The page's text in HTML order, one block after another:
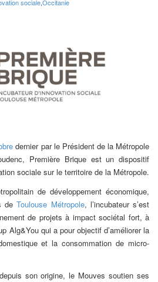
sociale,Occitanie
dernier par le Président de la Métropole
Première Brique est un dispositif
sociale sur le territoire de la Métropole.
de développement économique,
deToulouse Métropole, l’incubateur s’est
de projets à impact sociétal fort, à
Alg&You qui a pour objectif d’améliorer la
et la consommation de micro-
son origine, le Mouves soutien ses